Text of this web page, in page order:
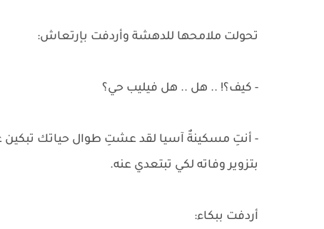
تحولت ملامحها للدهشة وأردفت بإرتعاش:
- كيف؟! .. هل .. هل فيليب حي؟
- أنتِ مسكينةٌ آسيا لقد عشتِ طوال حياتك تبكين
بتزوير وفاته لكي تبتعدي عنه.
أردفت ببكاء: